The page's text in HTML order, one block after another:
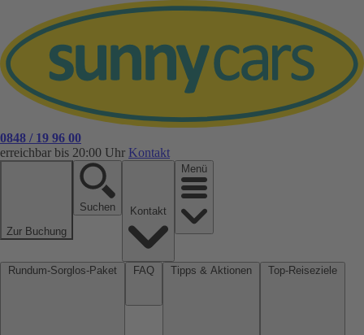
0848 / 19 96 00
erreichbar bis 20:00 Uhr Kontakt
Zur Buchung
Suchen
Menü